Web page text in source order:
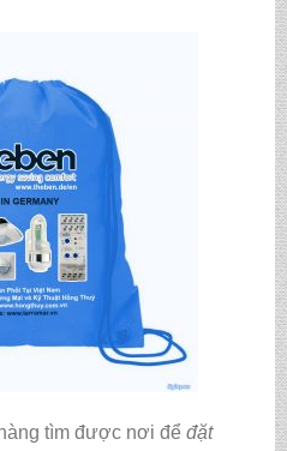
tìm được nơi để đặt